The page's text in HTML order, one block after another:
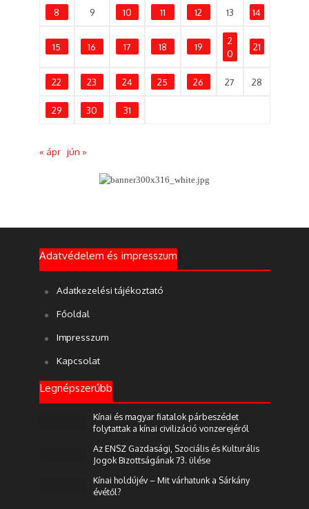
8 9 10 11 12 13 14
15 16 17 18 19
2
0
21
22 23 24 25 26 27 28
29 30 31
« ápr jún »
Adatvédelem és impresszum
Adatkezelési tájékoztató
Főoldal
Impresszum
Kapcsolat
Legnépszerűbb
Kínai és magyar fiatalok párbeszédet
folytattak a kínai civilizáció vonzerejéről
Az ENSZ Gazdasági, Szociális és Kulturális
Jogok Bizottságának 73. ülése
Kínai holdújév – Mit várhatunk a Sárkány
évétől?